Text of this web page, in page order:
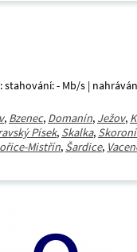
: stahování: - Mb/s |
, Bzenec, Domanín, Ježov,
Písek, Skalka,
Mistřín, Šardice,